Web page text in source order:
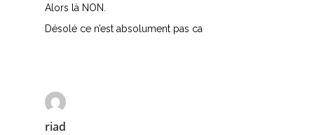
Alors là NON.
Désolé ce n’est absolument pas ca
riad